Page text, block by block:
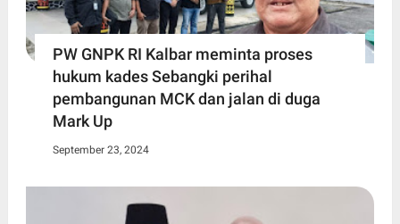
PW GNPK RI Kalbar meminta proses
hukum kades Sebangki perihal
pembangunan MCK dan jalan di duga
Mark Up
September 23, 2024